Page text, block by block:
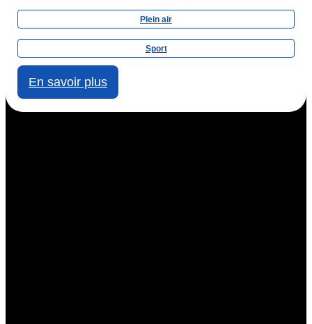
Plein air
Sport
En savoir plus